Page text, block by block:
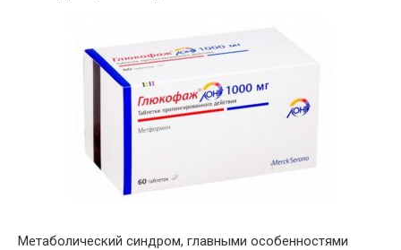
Метаболический синдром, главными особенностями